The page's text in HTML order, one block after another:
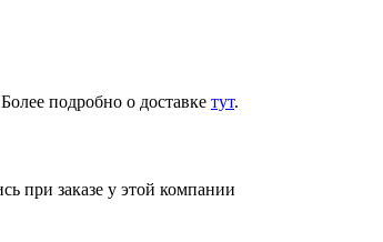
подробно о доставке тут.
при заказе у этой компании